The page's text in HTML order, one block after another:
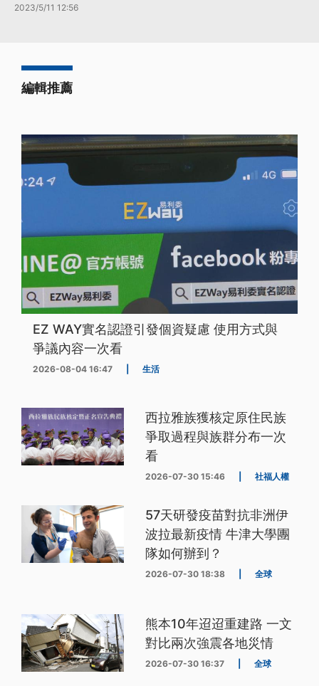
2023/5/11 12:56
編輯推薦
EZ WAY實名認證引發個資疑慮 使用方式與
爭議內容一次看
2026-08-04 16:47 生活
西拉雅族獲核定原住民族
爭取過程與族群分布一次
看
2026-07-30 15:46 社福人權
57天研發疫苗對抗非洲伊
波拉最新疫情 牛津大學團
隊如何辦到？
2026-07-30 18:38 全球
熊本10年迢迢重建路 一文
對比兩次強震各地災情
2026-07-30 16:37 全球